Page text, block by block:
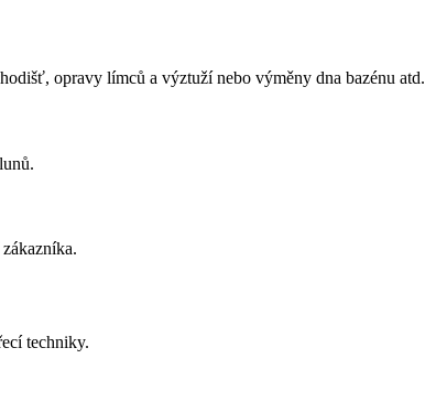
opravy límců a výztuží nebo výměny dna bazénu atd.
techniky.